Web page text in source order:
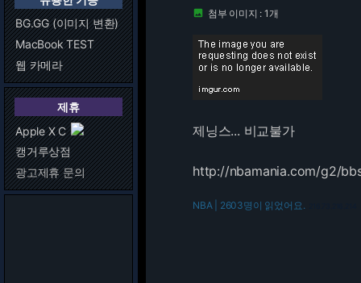
BG.GG (이미지 변환)
MacBook TEST
웹 카메라
제휴
Apple X C
캥거루상점
광고제휴 문의
 첨부 이미지 : 1개
제닝스... 비교불가
http://nbamania.com/g2/
NBA | 2603명이 읽었어요.